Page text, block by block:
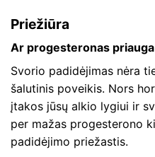
Priežiūra
Ar progesteronas
Svorio padidėjimas nėra
šalutinis poveikis. Nors
įtakos jūsų alkio lygiui ir
per mažas progesterono
padidėjimo priežastis.